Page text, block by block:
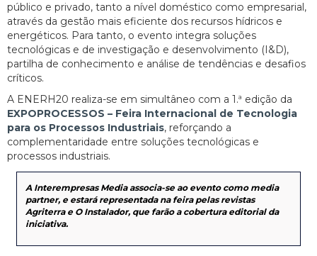
público e privado, tanto a nível doméstico como empresarial,
através da gestão mais eficiente dos recursos hídricos e
energéticos. Para tanto, o evento integra soluções
tecnológicas e de investigação e desenvolvimento (I&D),
partilha de conhecimento e análise de tendências e desafios
críticos.
A ENERH20 realiza-se em simultâneo com a 1.ª edição da
EXPOPROCESSOS – Feira Internacional de Tecnologia
para os Processos Industriais, reforçando a
complementaridade entre soluções tecnológicas e
processos industriais.
A Interempresas Media associa-se ao evento como media
partner, e estará representada na feira pelas revistas
Agriterra e O Instalador, que farão a cobertura editorial da
iniciativa.